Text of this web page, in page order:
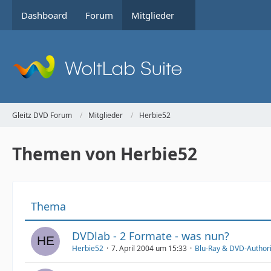
Dashboard Forum Mitglieder
Gleitz DVD Forum Mitglieder Herbie52
Themen von Herbie52
Thema
DVDlab - 2 Formate - was nun?
Herbie52 7. April 2004 um 15:33 Blu-Ray & DVD-